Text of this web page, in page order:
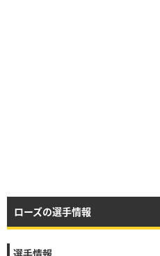
ローズの選手情報
選手情報